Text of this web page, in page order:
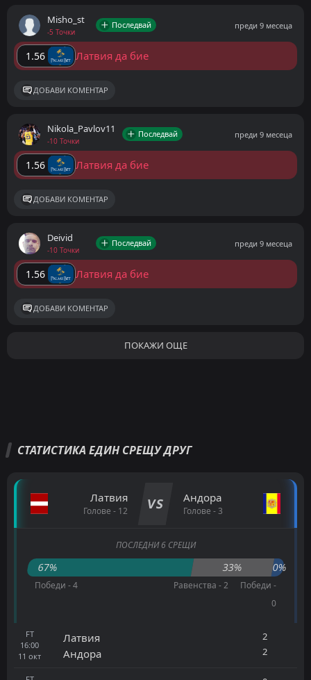
Misho_st
-5 Точки
Последвай преди 9 месеца
1.56 Латвия да бие
ДОБАВИ КОМЕНТАР
Nikola_Pavlov11
-10 Точки
Последвай преди 9 месеца
1.56 Латвия да бие
ДОБАВИ КОМЕНТАР
Deivid
-10 Точки
Последвай преди 9 месеца
1.56 Латвия да бие
ДОБАВИ КОМЕНТАР
ПОКАЖИ ОЩЕ
СТАТИСТИКА ЕДИН СРЕЩУ ДРУГ
Латвия
Голове - 12 VS Андора
Голове - 3
ПОСЛЕДНИ 6 СРЕЩИ
67% 33% 0%
Победи - 4 Равенства - 2
Победи -
0
FT
16:00
11 окт
Латвия
Андора
2
2